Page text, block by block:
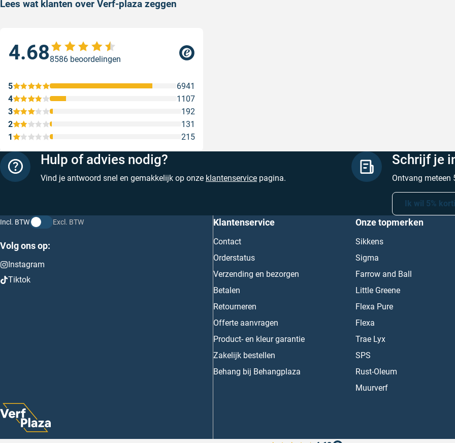
Lees wat klanten over Verf-plaza zeggen
4.688586 beoordelingen
1 215
2 131
3 192
4 1107
5 6941
Hulp of advies nodig?
Vind je antwoord snel en gemakkelijk op onze klantenservice pagina.
Schrijf je
Ontvang meteen
Ik wil 5%
Incl. BTW Excl. BTW
Volg ons op:
Instagram
Tiktok
Klantenservice
Contact
Orderstatus
Verzending en bezorgen
Betalen
Retourneren
Offerte aanvragen
Product- en kleur garantie
Zakelijk bestellen
Behang bij Behangplaza
Onze topmerken
Sikkens
Sigma
Farrow and Ball
Little Greene
Flexa Pure
Flexa
Trae Lyx
SPS
Rust-Oleum
Muurverf